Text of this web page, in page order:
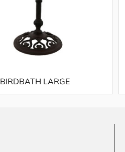
BIRDBATH LARGE